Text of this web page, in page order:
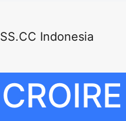
SS.CC Indonesia